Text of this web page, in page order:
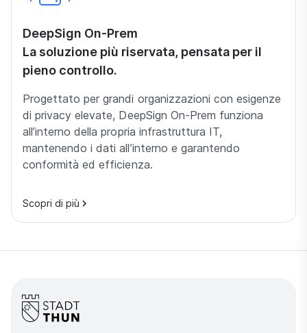
DeepSign On-Prem
La soluzione più riservata, pensata per il
pieno controllo.
Progettato per grandi organizzazioni con esigenze
di privacy elevate, DeepSign On-Prem funziona
all’interno della propria infrastruttura IT,
mantenendo i dati all’interno e garantendo
conformità ed efficienza.
Scopri di più